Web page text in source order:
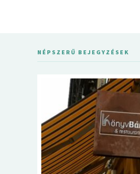
NÉPSZERŰ BEJEGYZÉSEK